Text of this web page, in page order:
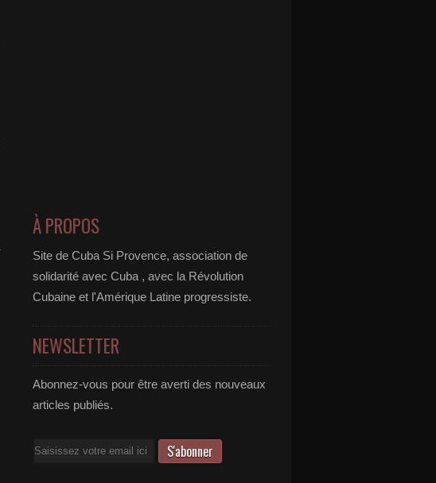
À PROPOS
Site de Cuba Si Provence, association de
solidarité avec Cuba , avec la Révolution
Cubaine et l'Amérique Latine progressiste.
NEWSLETTER
Abonnez-vous pour être averti des nouveaux
articles publiés.
Email